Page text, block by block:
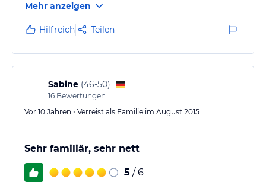
Fingerspitzengefühl zum Detail. Das Einzelzimmer
war sehr sauber und mit einer zusätzlichen
Wolldecke (gerade jetzt in der kälteren Jahreszeit)
bestückt. Ein "extra Service" wird in Form einer Kaffee-
und Teestation geboten, wo man jederzeit Zugriff
drauf hat. Das…
Mehr anzeigen
Hilfreich Teilen
Sabine (46-50)
16 Bewertungen
Vor 10 Jahren • Verreist als Familie im August 2015
Sehr familiär, sehr nett
5 / 6